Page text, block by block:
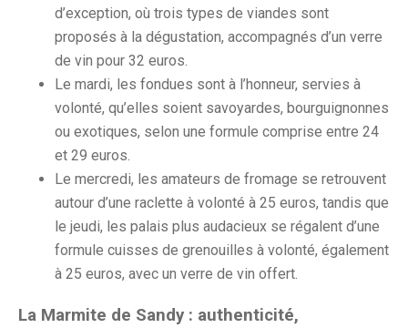
d’exception, où trois types de viandes sont
proposés à la dégustation, accompagnés d’un verre
de vin pour 32 euros.
Le mardi, les fondues sont à l’honneur, servies à
volonté, qu’elles soient savoyardes, bourguignonnes
ou exotiques, selon une formule comprise entre 24
et 29 euros.
Le mercredi, les amateurs de fromage se retrouvent
autour d’une raclette à volonté à 25 euros, tandis que
le jeudi, les palais plus audacieux se régalent d’une
formule cuisses de grenouilles à volonté, également
à 25 euros, avec un verre de vin offert.
La Marmite de Sandy : authenticité,